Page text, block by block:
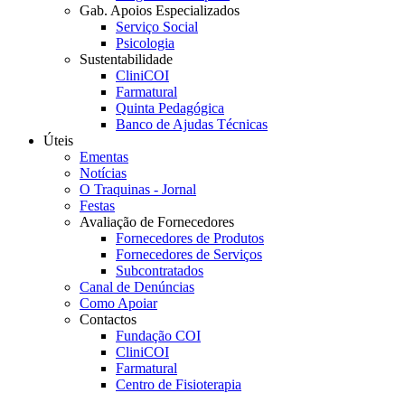
Gab. Apoios Especializados
Serviço Social
Psicologia
Sustentabilidade
CliniCOI
Farmatural
Quinta Pedagógica
Banco de Ajudas Técnicas
Úteis
Ementas
Notícias
O Traquinas - Jornal
Festas
Avaliação de Fornecedores
Fornecedores de Produtos
Fornecedores de Serviços
Subcontratados
Canal de Denúncias
Como Apoiar
Contactos
Fundação COI
CliniCOI
Farmatural
Centro de Fisioterapia